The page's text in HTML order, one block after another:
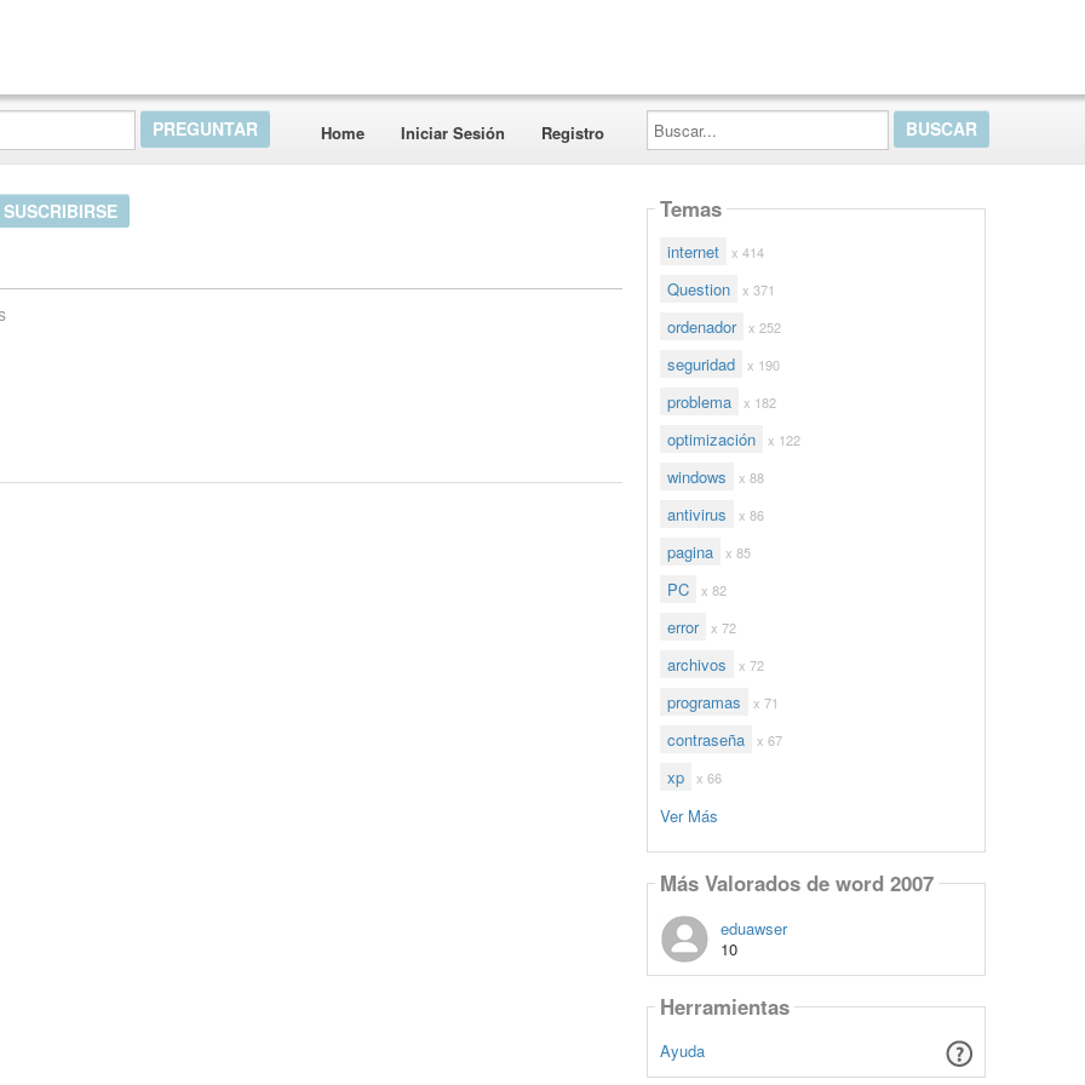
Home Iniciar Sesión Registro
Buscar...
SUSCRIBIRSE Temas
internet x 414
Question x 371
ordenador x 252
seguridad x 190
problema x 182
optimización x 122
windows x 88
antivirus x 86
pagina x 85
PC x 82
error x 72
archivos x 72
programas x 71
contraseña x 67
xp x 66
Ver Más
Más Valorados de word 2007
eduawser
10
Herramientas
Ayuda